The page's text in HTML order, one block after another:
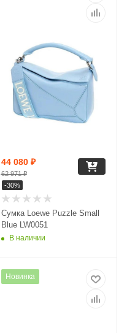
Сумка Loewe Puzzle Small
Blue LW0051
В наличии
44 080₽
62 971₽
-30%
Новинка